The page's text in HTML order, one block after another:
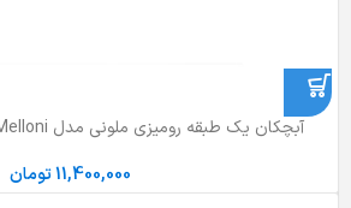
آبچکان یک طبقه رومیزی ملونی مدل Euro Design Melloni کد 9162
11,400,000تومان